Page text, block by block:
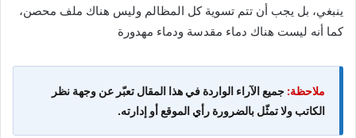
ينبغي، بل يجب أن تتم تسوية كل المظالم وليس هناك ملف محصن،
كما أنه ليست هناك دماء مقدسة ودماء مهدورة
ملاحظة: جميع الآراء الواردة في هذا المقال تعبّر عن وجهة نظر
الكاتب ولا تمثّل بالضرورة رأي الموقع أو إدارته.